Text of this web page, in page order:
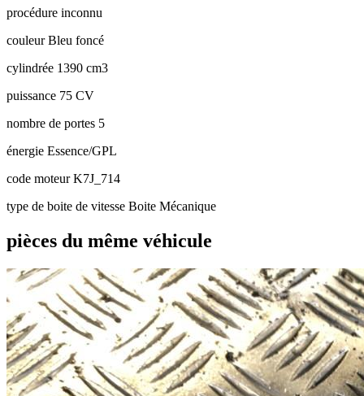
procédure inconnu
couleurBleu foncé
cylindrée 1390 cm3
puissance 75 CV
nombre de portes 5
énergie Essence/GPL
code moteurK7J_714
type de boite de vitesse Boite Mécanique
pièces du même véhicule